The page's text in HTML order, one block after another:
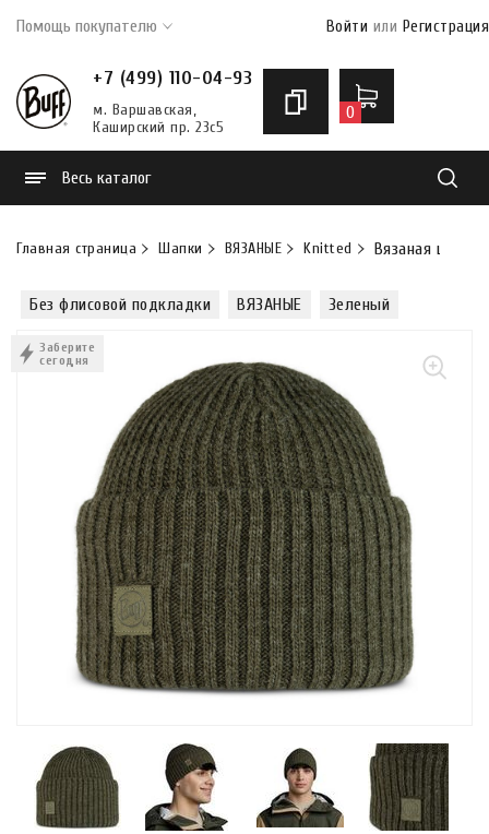
Помощь покупателю Войти или Регистрация
+7 (499) 110-04-93
м. Варшавская,
Каширский пр. 23с5
0
Весь каталог
Главная страница Шапки ВЯЗАНЫЕ Knitted Вязаная
Без флисовой подкладки ВЯЗАНЫЕ Зеленый
Заберите
сегодня